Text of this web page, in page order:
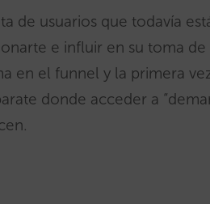
de usuarios que todavía
e influir en su toma
en el funnel y la primera
donde acceder a